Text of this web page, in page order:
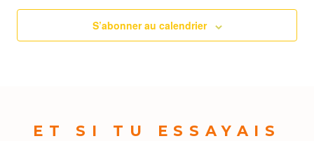
S’abonner au calendrier
ET SI TU ESSAYAIS